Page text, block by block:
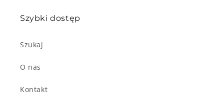
Szybki dostęp
Szukaj
O nas
Kontakt